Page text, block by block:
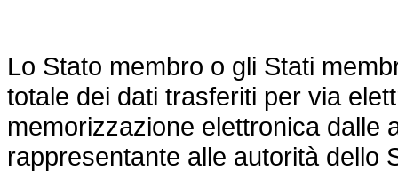
Lo Stato membro o gli Stati
totale dei dati trasferiti per via
memorizzazione elettronica dalle
rappresentante alle autorità dello